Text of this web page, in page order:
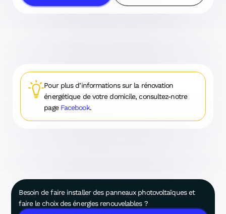
Pour plus d’informations sur la rénovation
énergétique de votre domicile, consultez-notre
page Facebook.
Besoin de faire installer des panneaux photovoltaïques et
faire le choix des énergies renouvelables ?